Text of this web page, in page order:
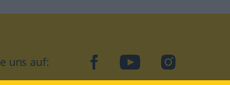
uns auf: facebookYouTubeInstagram